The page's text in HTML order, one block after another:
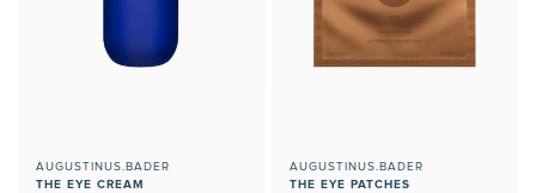
AUGUSTINUS.BADER
THE EYE CREAM
AUGUSTINUS.BADER
THE EYE PATCHES